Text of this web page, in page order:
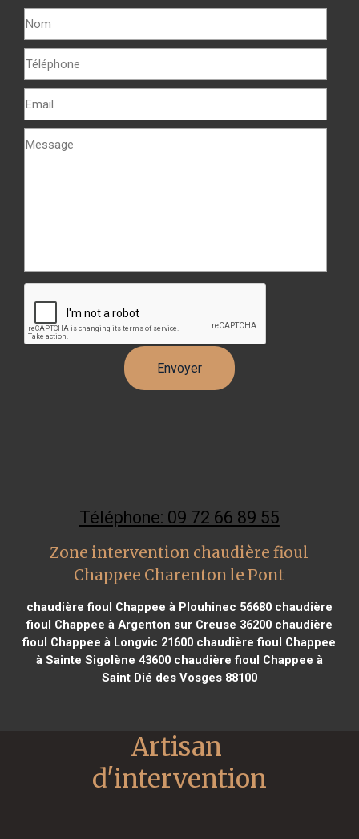
Téléphone: 09 72 66 89 55
Zone intervention chaudière fioul
Chappee Charenton le Pont
chaudière fioul Chappee à Plouhinec 56680chaudière
fioul Chappee à Argenton sur Creuse 36200chaudière
fioul Chappee à Longvic 21600 chaudière fioul Chappee
à Sainte Sigolène 43600chaudière fioul Chappee à
Saint Dié des Vosges 88100
Artisan
d'intervention